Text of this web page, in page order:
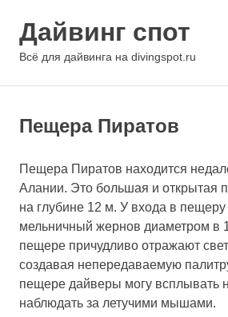
содержимому
Дайвинг спот
Всё для дайвинга на divingspot.ru
Пещера Пиратов
Пещера Пиратов находится
Алании. Это большая и открытая
на глубине 12 м. У входа в
мельничный жернов диаметром в
пещере причудливо отражают
создавая непередаваемую
пещере дайверы могу всплывать
наблюдать за летучими мышами.